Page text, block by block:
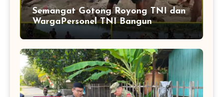
Semangat Gotong Royong TNI dan
WargaPersonel TNI Bangun
Jembatan Perintis Cibubukan–
Serasah